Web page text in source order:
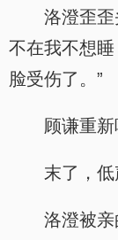
洛澄歪
不在我不想
脸受伤了。”
顾谦重新
末了，低
洛澄被